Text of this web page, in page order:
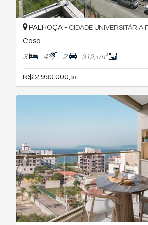
PALHOÇA - CIDADE UNIVERSITÁRIA
Casa
3 4 2 312,0m²
R$ 2.990.000, 00